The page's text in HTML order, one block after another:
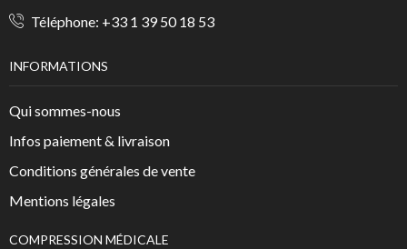
Téléphone: +33 1 39 50 18 53
INFORMATIONS
Qui sommes-nous
Infos paiement & livraison
Conditions générales de vente
Mentions légales
COMPRESSION MÉDICALE